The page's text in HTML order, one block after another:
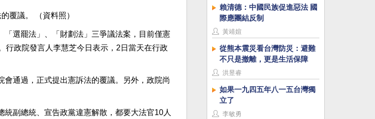
覆議。 （資料照）
「選罷法」、「財劃法」三爭議法案，目前僅憲
行政院發言人李慧芝今日表示，2日當天在行政
通過，正式提出憲訴法的覆議。另外，政院尚
統副總統、宣告政黨違憲解散，都要大法官10人
賴清德：中國民族促進惡法 國
際應團結反制
黃靖媗
從熊本震災看台灣防災：避難
不只是撤離，更是生活保障
洪昱睿
如果一九四五年八一五台灣獨
立了
李敏勇